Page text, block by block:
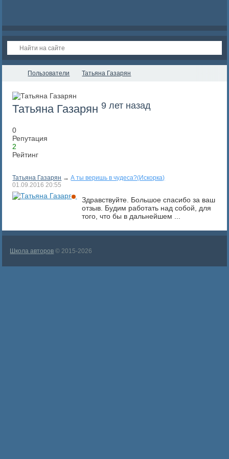
Пользователи Татьяна Газарян
Татьяна Газарян 9 лет назад
0
Репутация
2
Рейтинг
Татьяна Газарян →А ты веришь в чудеса?(Искорка)
01.09.2016 20:55
Здравствуйте. Большое спасибо за ваш
отзыв. Будим работать над собой, для
того, что бы в дальнейшем ...
Школа авторов © 2015-2026